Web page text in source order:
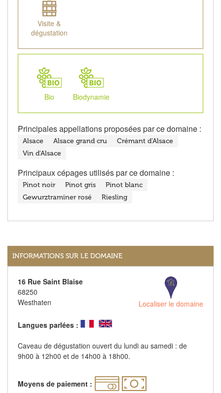
Visite &
dégustation
Bio Biodynamie
Principales appellations proposées par ce domaine :
Alsace Alsace grand cru
Crémant d’Alsace
Vin d'Alsace
Principaux cépages utilisés par ce domaine :
Pinot noir Pinot gris
Pinot blanc
Gewurztraminer rosé
Riesling
INFORMATIONS SUR LE DOMAINE
16 Rue Saint Blaise
68250
Westhaten
Localiser le domaine
Langues parlées :
Caveau de dégustation ouvert du lundi au samedi : de
9h00 à 12h00 et de 14h00 à 18h00.
Moyens de paiement :